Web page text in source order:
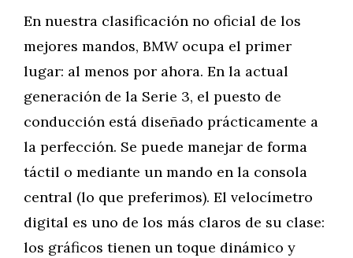
En nuestra clasificación no oficial de los
mejores mandos, BMW ocupa el primer
lugar: al menos por ahora. En la actual
generación de la Serie 3, el puesto de
conducción está diseñado prácticamente a
la perfección. Se puede manejar de forma
táctil o mediante un mando en la consola
central (lo que preferimos). El velocímetro
digital es uno de los más claros de su clase:
los gráficos tienen un toque dinámico y